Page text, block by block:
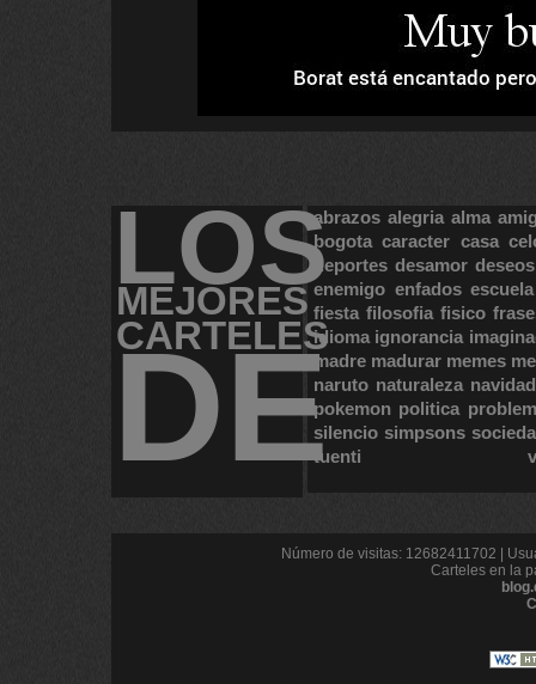
LOS
MEJORES
CARTELES
DE
abrazos alegria alma
bogota caracter casa
deportes desamor deseos
enemigo enfados escuela
fiesta filosofia fisico
idioma ignorancia
madre madurar memes
naruto naturaleza navidad
pokemon politica
silencio simpsons
tuenti
Número de visitas: 12682411702 |
Carteles en la